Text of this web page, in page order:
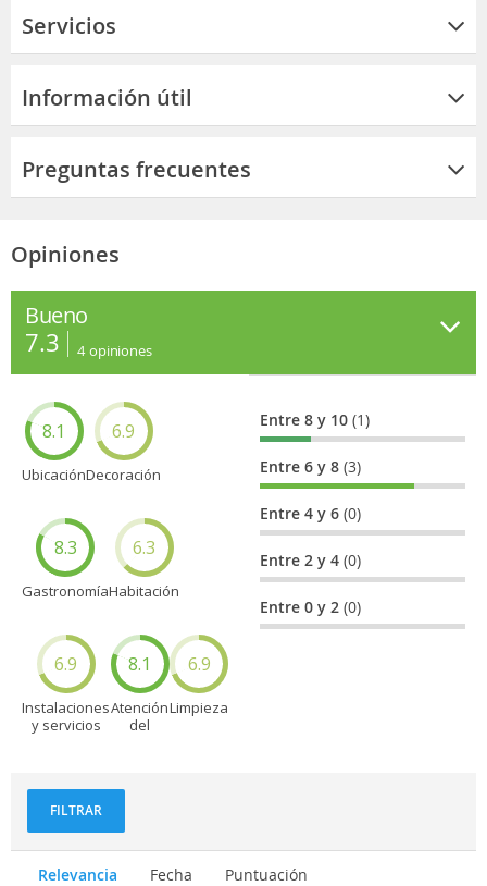
Servicios
Información útil
Preguntas frecuentes
Opiniones
Bueno
7.3 4 opiniones
8.1
Ubicación
6.9
Decoración
8.3
Gastronomía
6.3
Habitación
6.9
Instalaciones
y servicios
8.1
Atención
del
6.9
Limpieza
Entre 8 y 10(1)
Entre 6 y 8(3)
Entre 4 y 6(0)
Entre 2 y 4(0)
Entre 0 y 2(0)
FILTRAR
Relevancia Fecha Puntuación